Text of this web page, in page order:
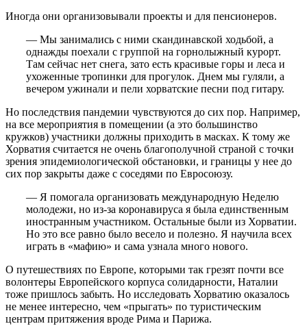
Иногда они организовывали проекты и для пенсионеров.
— Мы занимались с ними скандинавской ходьбой, а
однажды поехали с группой на горнолыжный курорт.
Там сейчас нет снега, зато есть красивые горы и леса и
ухоженные тропинки для прогулок. Днем мы гуляли, а
вечером ужинали и пели хорватские песни под гитару.
Но последствия пандемии чувствуются до сих пор. Например,
на все мероприятия в помещении (а это большинство
кружков) участники должны приходить в масках. К тому же
Хорватия считается не очень благополучной страной с точки
зрения эпидемиологической обстановки, и границы у нее до
сих пор закрыты даже с соседями по Евросоюзу.
— Я помогала организовать международную Неделю
молодежи, но из-за коронавируса я была единственным
иностранным участником. Остальные были из Хорватии.
Но это все равно было весело и полезно. Я научила всех
играть в «мафию» и сама узнала много нового.
О путешествиях по Европе, которыми так грезят почти все
волонтеры Европейского корпуса солидарности, Наталии
тоже пришлось забыть. Но исследовать Хорватию оказалось
не менее интересно, чем «прыгать» по туристическим
центрам притяжения вроде Рима и Парижа.